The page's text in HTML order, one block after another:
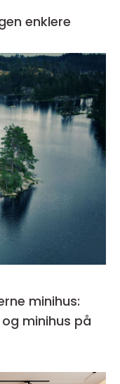
enklere
minihus:
minihus på